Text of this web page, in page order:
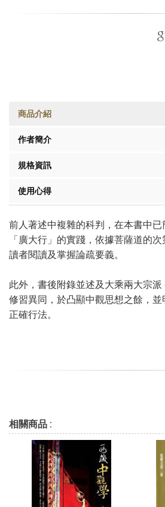
商品介紹
作者簡介
規格資訊
使用心得
前人著述中複雜的科判，在本書中已
「廣大行」的實踐，依據菩薩道的
讀者閱讀及掌握論疏要義。
此外，書後附錄並述及大乘兩大宗
修習異同，於凸顯中觀思想之餘，
正確行法。
相關商品 :